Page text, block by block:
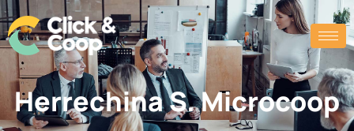
Herrechina S. Microcoop